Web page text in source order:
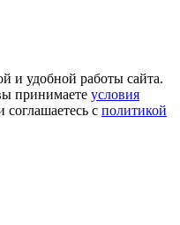
и удобной работы сайта.
принимаете условия
соглашаетесь с политикой